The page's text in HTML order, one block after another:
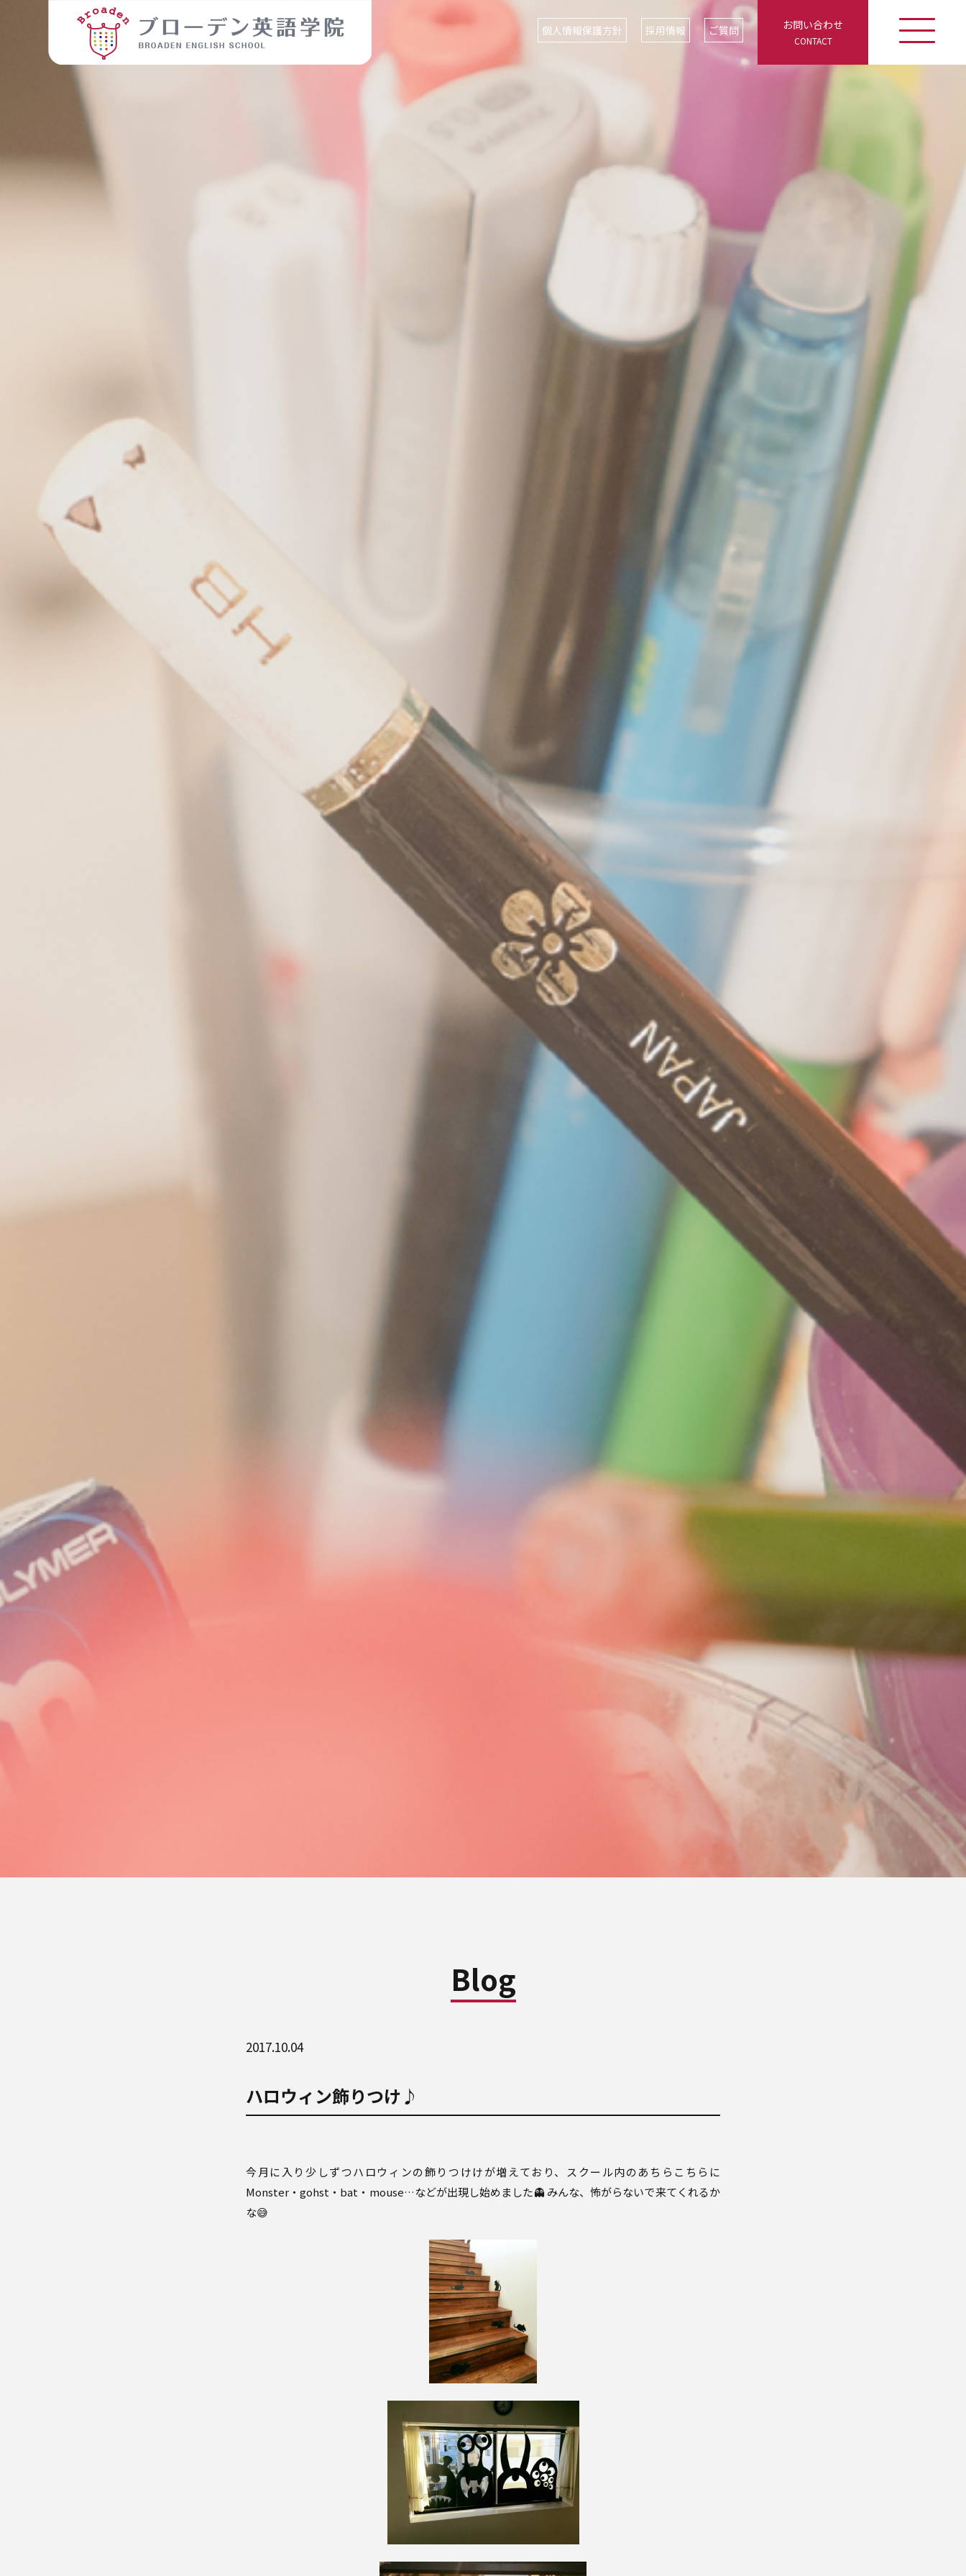
個人情報保護方針 採用情報 ご質問 お問い合わせ
CONTACT
Blog
2017.10.04
ハロウィン飾りつけ♪
今月に入り少しずつハロウィンの飾りつけけが増えており、スクール内のあちらこちらに
Monster・gohst・bat・mouse…などが出現し始めました👻 みんな、怖がらないで来てくれるか
な😅